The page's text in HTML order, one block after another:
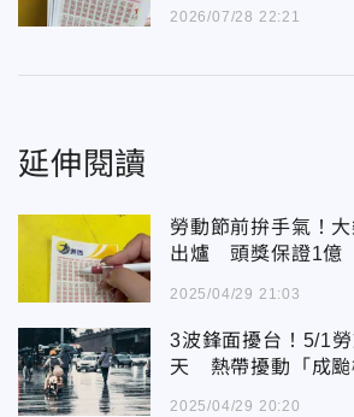
2026/07/28 22:21
延伸閱讀
勞動節前拚手氣！大
出爐 頭獎保證1億
2025/04/29 21:03
3波鋒面擾台！5/1
天 熱帶擾動「成颱
2025/04/29 20:20